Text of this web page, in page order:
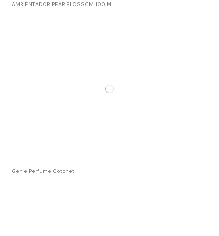
AMBIENTADOR PEAR BLOSSOM 100 ML
Genie Perfume Cotonet